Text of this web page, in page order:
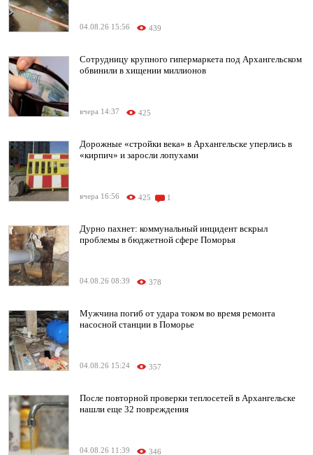
04.08.26 15:56 439
Сотрудницу крупного гипермаркета под Архангельском
обвинили в хищении миллионов
вчера 14:37 425
Дорожные «стройки века» в Архангельске уперлись в
«кирпич» и заросли лопухами
вчера 16:56 425 1
Дурно пахнет: коммунальный инцидент вскрыл
проблемы в бюджетной сфере Поморья
04.08.26 08:39 378
Мужчина погиб от удара током во время ремонта
насосной станции в Поморье
04.08.26 15:24 357
После повторной проверки теплосетей в Архангельске
нашли еще 32 повреждения
04.08.26 11:39 346